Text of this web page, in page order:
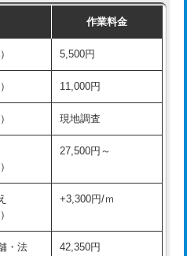
現場見積
格です。
13,200円
16,500円
栓） 16,500円
16,500円
3,300円
ンド止
5,500円
戻し作
11,000円
作業料金
5,500円
11,000円
現地調査
27,500円～
+3,300円/ｍ
・法
42,350円